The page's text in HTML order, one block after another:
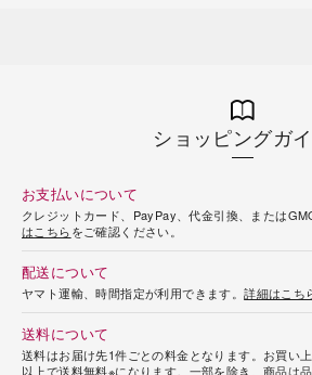
ショッピングガ
お支払いについて
クレジットカード、PayPay、代金引換、または
はこちらをご確認ください。
配送について
ヤマト運輸、時間指定が利用できます。詳細はこち
送料について
送料はお届け先1件ごとの料金となります。お買い
以上で送料無料※になります。一部を除き、商品は